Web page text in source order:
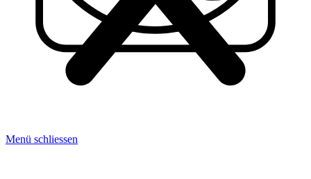
Menü schliessen